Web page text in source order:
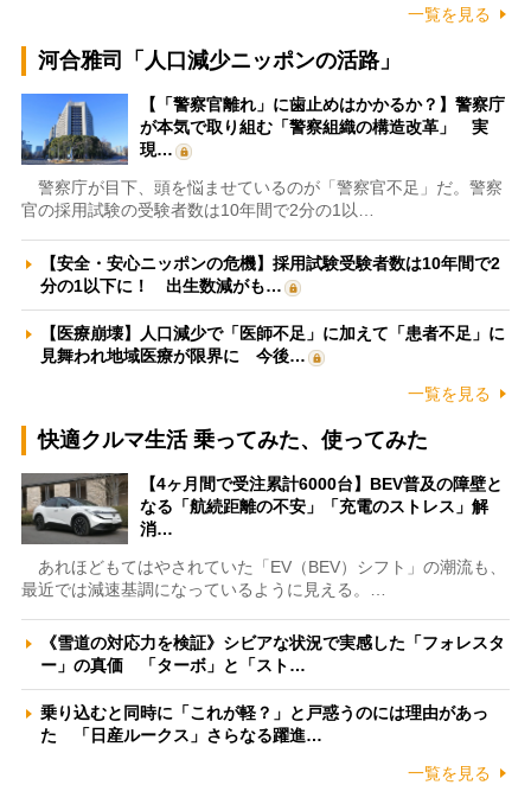
一覧を見る
河合雅司「人口減少ニッポンの活路」
【「警察官離れ」に歯止めはかかるか？】警察庁
が本気で取り組む「警察組織の構造改革」 実
現…
警察庁が目下、頭を悩ませているのが「警察官不足」だ。警察
官の採用試験の受験者数は10年間で2分の1以…
【安全・安心ニッポンの危機】採用試験受験者数は10年間で2
分の1以下に！ 出生数減がも…
【医療崩壊】人口減少で「医師不足」に加えて「患者不足」に
見舞われ地域医療が限界に 今後…
一覧を見る
快適クルマ生活 乗ってみた、使ってみた
【4ヶ月間で受注累計6000台】BEV普及の障壁と
なる「航続距離の不安」「充電のストレス」解
消…
あれほどもてはやされていた「EV（BEV）シフト」の潮流も、
最近では減速基調になっているように見える。…
《雪道の対応力を検証》シビアな状況で実感した「フォレスタ
ー」の真価 「ターボ」と「スト…
乗り込むと同時に「これが軽？」と戸惑うのには理由があっ
た 「日産ルークス」さらなる躍進…
一覧を見る